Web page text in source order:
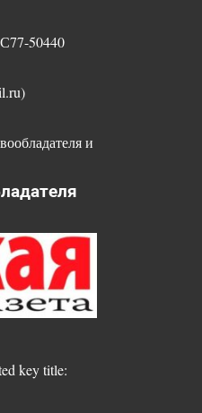
50440
и
key title: